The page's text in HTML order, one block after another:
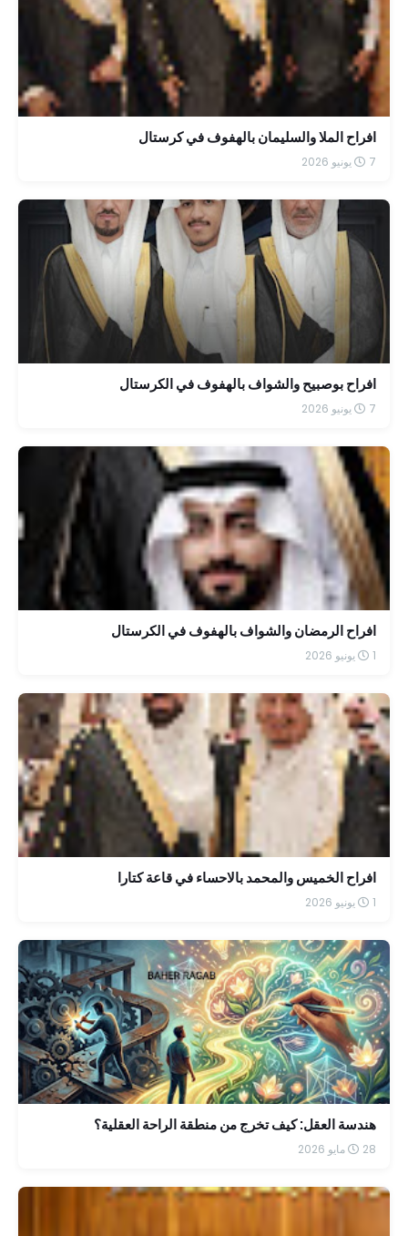
افراح الملا والسليمان بالهفوف في كرستال
7 يونيو 2026
افراح بوصبيح والشواف بالهفوف في الكرستال
7 يونيو 2026
افراح الرمضان والشواف بالهفوف في الكرستال
1 يونيو 2026
افراح الخميس والمحمد بالاحساء في قاعة كتارا
1 يونيو 2026
هندسة العقل: كيف تخرج من منطقة الراحة العقلية؟
28 مايو 2026